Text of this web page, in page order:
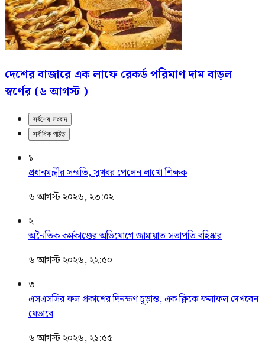
দেশের বাজারে এক লাফে রেকর্ড পরিমাণ দাম বাড়ল
স্বর্ণের (৬ আগস্ট )
সর্বশেষ সংবাদ
সর্বাধিক পঠিত
১
প্রধানমন্ত্রীর সম্মতি, সুখবর পেলেন লাখো শিক্ষক
৬ আগস্ট ২০২৬, ২৩:০২
২
অনৈতিক কর্মকাণ্ডের অভিযোগে জামায়াত সভাপতি বহিষ্কার
৬ আগস্ট ২০২৬, ২২:৫০
৩
এসএসসির ফল প্রকাশের দিনক্ষণ চূড়ান্ত, এক ক্লিকে ফলাফল দেখবেন
যেভাবে
৬ আগস্ট ২০২৬, ২১:৫৫